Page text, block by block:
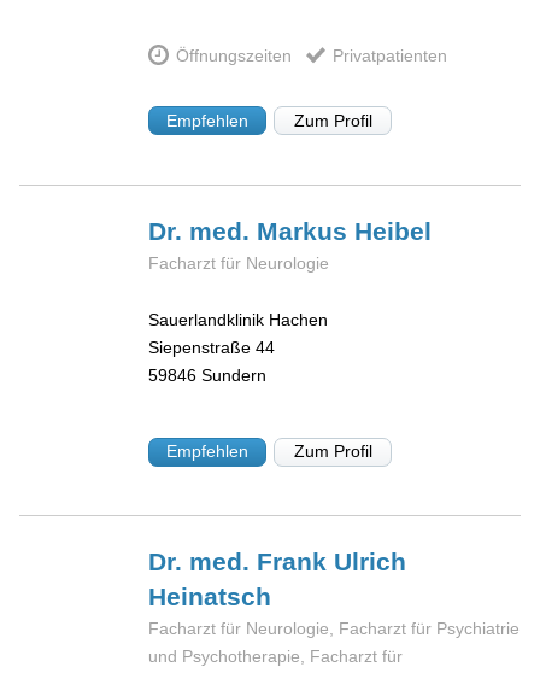
Öffnungszeiten Privatpatienten
Empfehlen Zum Profil
Dr. med. Markus Heibel
Facharzt für Neurologie
Sauerlandklinik Hachen
Siepenstraße 44
59846 Sundern
Empfehlen Zum Profil
Dr. med. Frank Ulrich
Heinatsch
Facharzt für Neurologie, Facharzt für Psychiatrie
und Psychotherapie, Facharzt für